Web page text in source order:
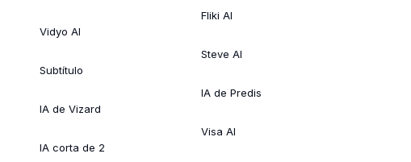
Vidyo AI
Subtítulo
IA de Vizard
IA corta de 2
Fliki AI
Steve AI
IA de Predis
Visa AI